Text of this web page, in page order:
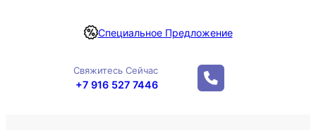
r
Специальное Предложение
Свяжитесь Сейчас
+7 916 527 7446